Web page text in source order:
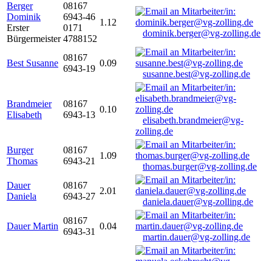
Berger
Dominik
Erster
Bürgermeister
08167
6943-46
0171
4788152
1.12
dominik.berger@vg-zolling.de
Best Susanne
08167
6943-19
0.09
susanne.best@vg-zolling.de
Brandmeier
Elisabeth
08167
6943-13
0.10
elisabeth.brandmeier@vg-
zolling.de
Burger
Thomas
08167
6943-21
1.09
thomas.burger@vg-zolling.de
Dauer
Daniela
08167
6943-27
2.01
daniela.dauer@vg-zolling.de
Dauer Martin
08167
6943-31
0.04
martin.dauer@vg-zolling.de